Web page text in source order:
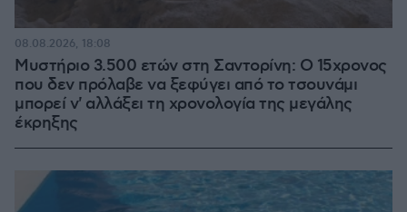
Μυστήριο 3.500 ετών στη Σαντορίνη: Ο 15χρονος
που δεν πρόλαβε να ξεφύγει από το τσουνάμι
μπορεί ν' αλλάξει τη χρονολογία της μεγάλης
έκρηξης
08.08.2026, 18:08